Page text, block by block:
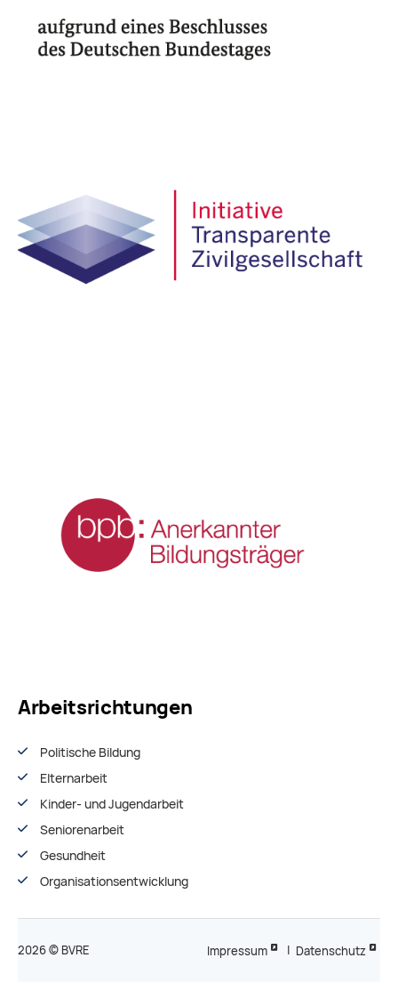
Arbeitsrichtungen
Politische Bildung
Elternarbeit
Kinder- und Jugendarbeit
Seniorenarbeit
Gesundheit
Organisationsentwiсklung
2026 © BVRE Impressum | Datenschutz